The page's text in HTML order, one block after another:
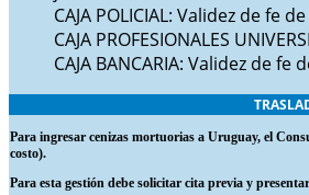
CAJA POLICIAL: Validez de fe
CAJA PROFESIONALES
CAJA BANCARIA: Validez de fe
Para ingresar cenizas mortuorias a Uruguay, el
costo).
Para esta gestión debe solicitar cita previa y